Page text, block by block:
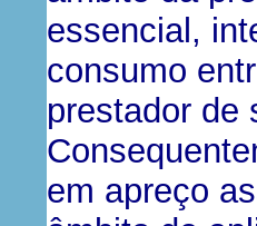
essencial,
consumo
prestador de
em apreço